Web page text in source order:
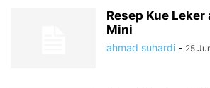
Resep Kue
Mini
ahmad suhardi - 25